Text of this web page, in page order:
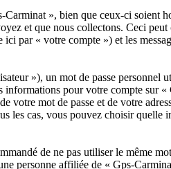
», bien que ceux-ci soient
et que nous collectons. Ceci
par « votre compte ») et les
»), un mot de passe
pour votre compte sur
votre mot de passe et de votre
les cas, vous pouvez choisir
de ne pas utiliser le même
personne affiliée de « Gps-